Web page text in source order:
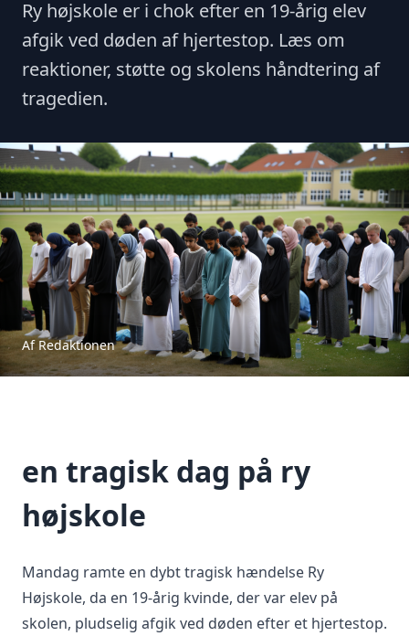
Ry højskole er i chok efter en 19-årig elev
afgik ved døden af hjertestop. Læs om
reaktioner, støtte og skolens håndtering af
tragedien.
Af Redaktionen
en tragisk dag på ry
højskole
Mandag ramte en dybt tragisk hændelse Ry
Højskole, da en 19-årig kvinde, der var elev på
skolen, pludselig afgik ved døden efter et hjertestop.